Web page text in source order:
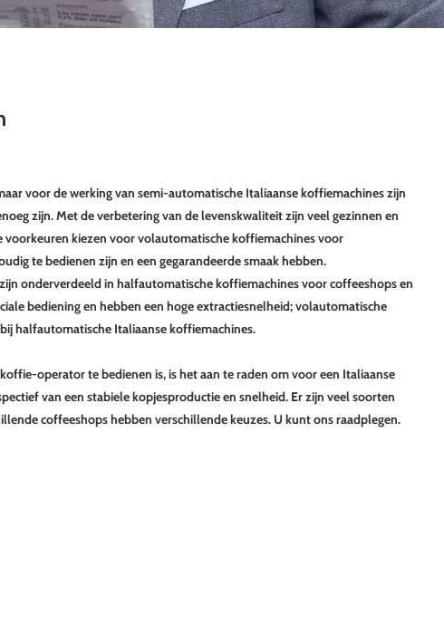
voor de werking van semi-automatische Italiaanse koffiemachines zijn
zijn. Met de verbetering van de levenskwaliteit zijn veel gezinnen en
kiezen voor volautomatische koffiemachines voor
te bedienen zijn en een gegarandeerde smaak hebben.
onderverdeeld in halfautomatische koffiemachines voor coffeeshops en
bediening en hebben een hoge extractiesnelheid; volautomatische
halfautomatische Italiaanse koffiemachines.
operator te bedienen is, is het aan te raden om voor een Italiaanse
van een stabiele kopjesproductie en snelheid. Er zijn veel soorten
coffeeshops hebben verschillende keuzes. U kunt ons raadplegen.